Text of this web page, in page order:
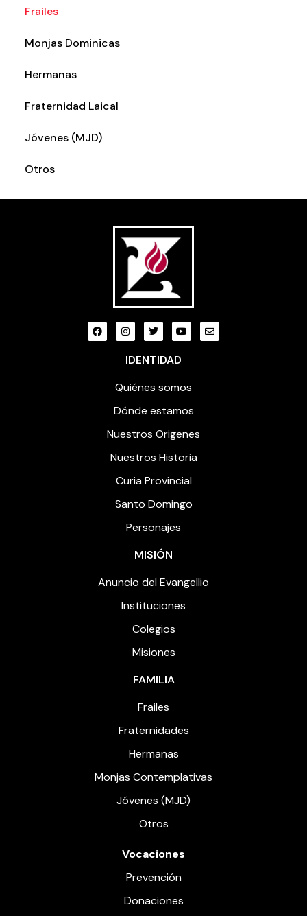
Frailes
Monjas Dominicas
Hermanas
Fraternidad Laical
Jóvenes (MJD)
Otros
IDENTIDAD
Quiénes somos
Dónde estamos
Nuestros Origenes
Nuestros Historia
Curia Provincial
Santo Domingo
Personajes
MISIÓN
Anuncio del Evangellio
Instituciones
Colegios
Misiones
FAMILIA
Frailes
Fraternidades
Hermanas
Monjas Contemplativas
Jóvenes (MJD)
Otros
Vocaciones
Prevención
Donaciones